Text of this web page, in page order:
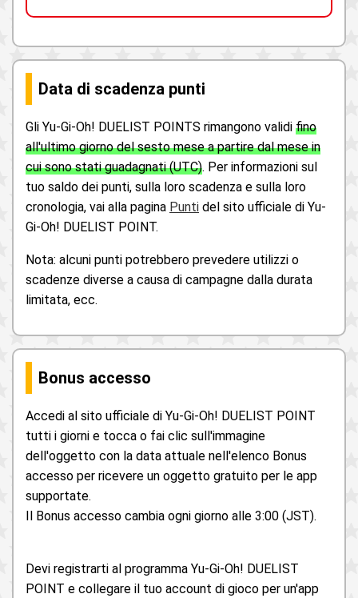
Data di scadenza punti
Gli Yu-Gi-Oh! DUELIST POINTS rimangono validi fino
all'ultimo giorno del sesto mese a partire dal mese in
cui sono stati guadagnati (UTC). Per informazioni sul
tuo saldo dei punti, sulla loro scadenza e sulla loro
cronologia, vai alla pagina Punti del sito ufficiale di Yu-
Gi-Oh! DUELIST POINT.
Nota: alcuni punti potrebbero prevedere utilizzi o
scadenze diverse a causa di campagne dalla durata
limitata, ecc.
Bonus accesso
Accedi al sito ufficiale di Yu-Gi-Oh! DUELIST POINT
tutti i giorni e tocca o fai clic sull'immagine
dell'oggetto con la data attuale nell'elenco Bonus
accesso per ricevere un oggetto gratuito per le app
supportate.
Il Bonus accesso cambia ogni giorno alle 3:00 (JST).
Devi registrarti al programma Yu-Gi-Oh! DUELIST
POINT e collegare il tuo account di gioco per un'app